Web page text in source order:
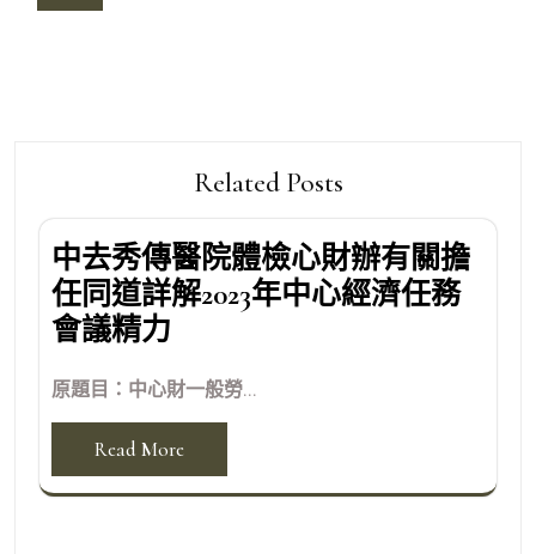
Related Posts
中去秀傳醫院體檢心財辦有關擔
任同道詳解2023年中心經濟任務
會議精力
原題目：中心財一般勞...
Read More